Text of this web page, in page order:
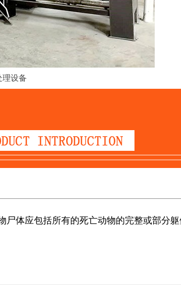
理设备
体应包括所有的死亡动物的完整或部分